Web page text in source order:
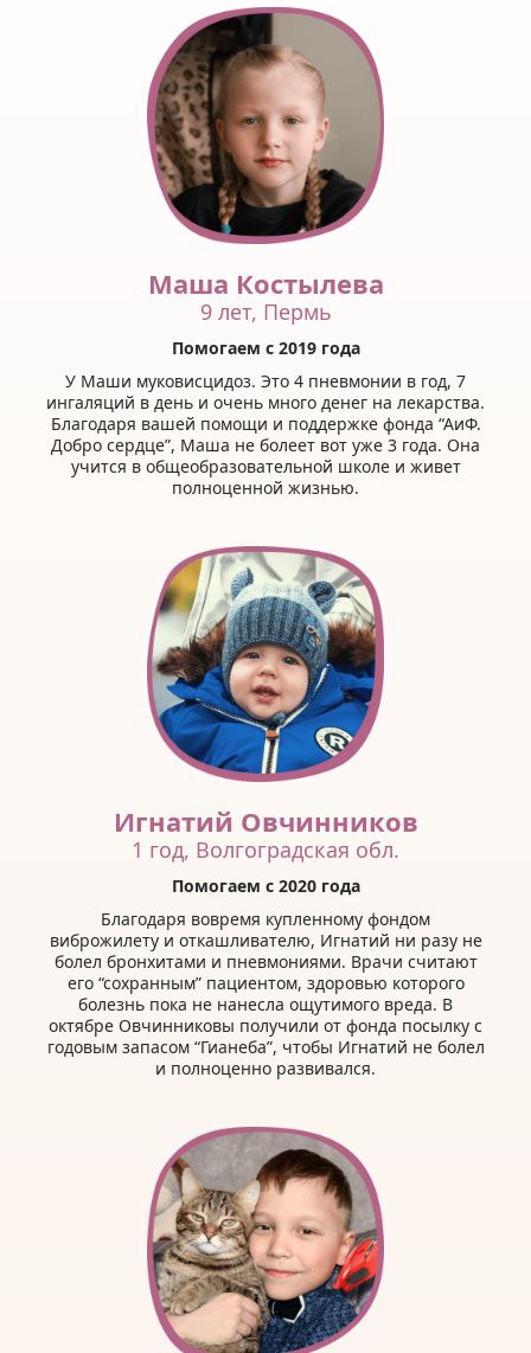
Маша Костылева
9 лет, Пермь
Помогаем с 2019 года
У Маши муковисцидоз. Это 4 пневмонии в год, 7
ингаляций в день и очень много денег на лекарства.
Благодаря вашей помощи и поддержке фонда “АиФ.
Добро сердце”, Маша не болеет вот уже 3 года. Она
учится в общеобразовательной школе и живет
полноценной жизнью.
Игнатий Овчинников
1 год, Волгоградская обл.
Помогаем с 2020 года
Благодаря вовремя купленному фондом
виброжилету и откашливателю, Игнатий ни разу не
болел бронхитами и пневмониями. Врачи считают
его “сохранным” пациентом, здоровью которого
болезнь пока не нанесла ощутимого вреда. В
октябре Овчинниковы получили от фонда посылку с
годовым запасом “Гианеба”, чтобы Игнатий не болел
и полноценно развивался.